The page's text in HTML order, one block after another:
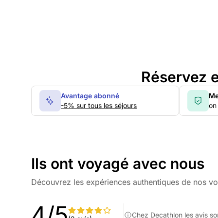
Réservez
Avantage abonné
-5% sur tous les séjours
Ils ont voyagé avec nous
Découvrez les expériences authentiques de nos
Chez Decathlon les avis